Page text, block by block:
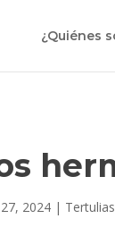
¿Quiénes
2024 | Tertulias